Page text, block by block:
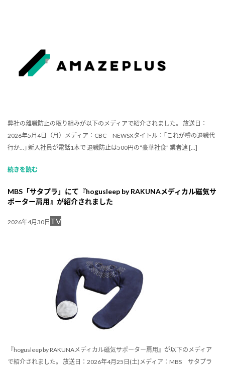
弊社の離職防止の取り組みが以下のメディアで紹介されました。 放送日：
2026年5月4日（月）メディア：CBC NEWSXタイトル：｢これが噂の退職代
行か…｣ 新入社員が電話1本で 退職防止は500円の“豪華社食” 業者逮 […]
続きを読む
MBS「サタプラ」にて『hogusleep by RAKUNAメディカル磁気サ
ポーター肩用』が紹介されました
2026年4月30日 TV
『hogusleep by RAKUNAメディカル磁気サポーター肩用』が以下のメディア
で紹介されました。 放送日：2026年4月25日(土)メディア：MBS サタプラ